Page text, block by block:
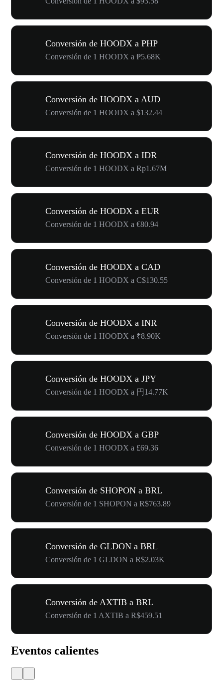
Conversión de HOODX a PHP
Conversión de 1 HOODX a ₱5.68K
Conversión de HOODX a AUD
Conversión de 1 HOODX a $132.44
Conversión de HOODX a IDR
Conversión de 1 HOODX a Rp1.67M
Conversión de HOODX a EUR
Conversión de 1 HOODX a €80.94
Conversión de HOODX a CAD
Conversión de 1 HOODX a C$130.55
Conversión de HOODX a INR
Conversión de 1 HOODX a ₹8.90K
Conversión de HOODX a JPY
Conversión de 1 HOODX a 円14.77K
Conversión de HOODX a GBP
Conversión de 1 HOODX a £69.36
Conversión de SHOPON a BRL
Conversión de 1 SHOPON a R$763.89
Conversión de GLDON a BRL
Conversión de 1 GLDON a R$2.03K
Conversión de AXTIB a BRL
Conversión de 1 AXTIB a R$459.51
Eventos calientes